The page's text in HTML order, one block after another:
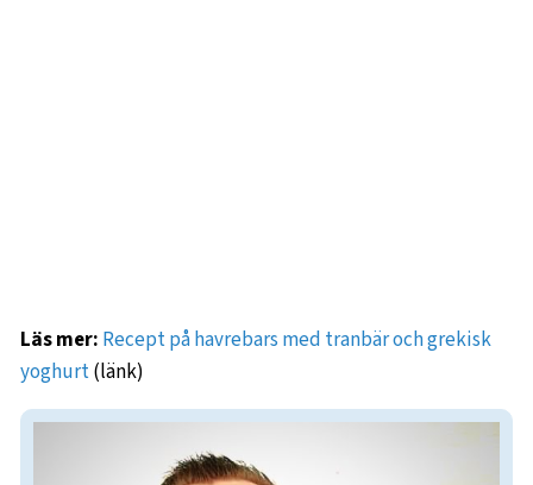
Läs mer: Recept på havrebars med tranbär och grekisk
yoghurt(länk)